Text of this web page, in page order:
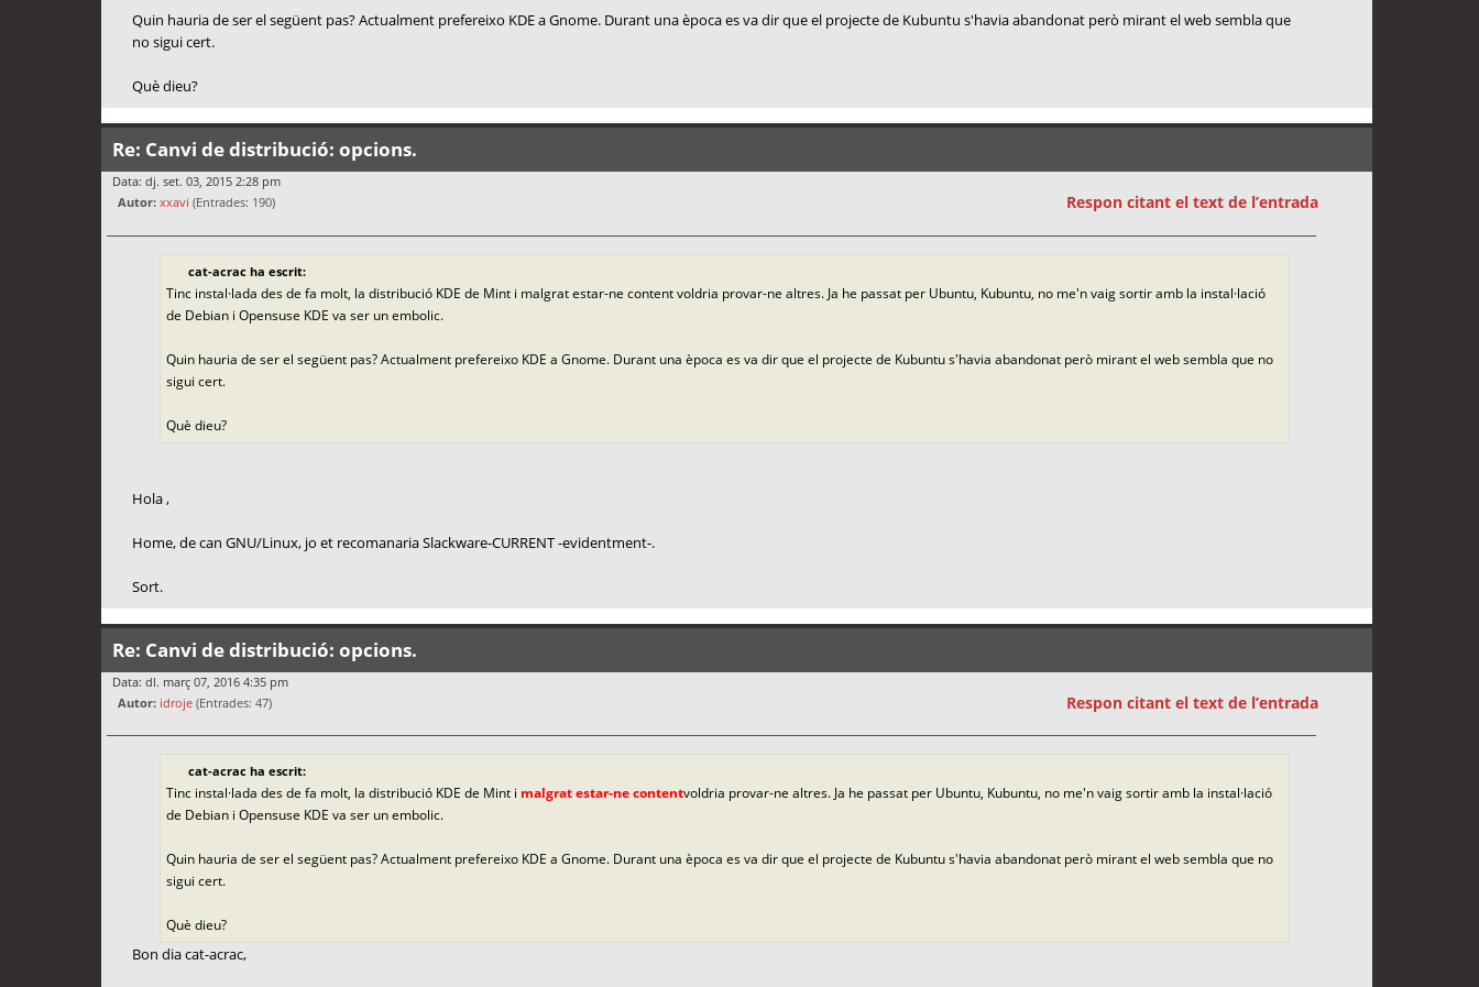
Quin hauria de ser el següent pas? Actualment prefereixo KDE a Gnome. Durant una època es va dir que el projecte de Kubuntu s'havia abandonat però mirant el web sembla que
no sigui cert.
Què dieu?
Re: Canvi de distribució: opcions.
Data: dj. set. 03, 2015 2:28 pm
Autor: xxavi (Entrades: 190) Respon citant el text de l’entrada
cat-acrac ha escrit:
Tinc instal·lada des de fa molt, la distribució KDE de Mint i malgrat estar-ne content voldria provar-ne altres. Ja he passat per Ubuntu, Kubuntu, no me'n vaig sortir amb la instal·lació
de Debian i Opensuse KDE va ser un embolic.
Quin hauria de ser el següent pas? Actualment prefereixo KDE a Gnome. Durant una època es va dir que el projecte de Kubuntu s'havia abandonat però mirant el web sembla que no
sigui cert.
Què dieu?
Hola ,
Home, de can GNU/Linux, jo et recomanaria Slackware-CURRENT -evidentment-.
Sort.
Re: Canvi de distribució: opcions.
Data: dl. març 07, 2016 4:35 pm
Autor: idroje (Entrades: 47) Respon citant el text de l’entrada
cat-acrac ha escrit:
Tinc instal·lada des de fa molt, la distribució KDE de Mint i malgrat estar-ne contentvoldria provar-ne altres. Ja he passat per Ubuntu, Kubuntu, no me'n vaig sortir amb la instal·lació
de Debian i Opensuse KDE va ser un embolic.
Quin hauria de ser el següent pas? Actualment prefereixo KDE a Gnome. Durant una època es va dir que el projecte de Kubuntu s'havia abandonat però mirant el web sembla que no
sigui cert.
Què dieu?
Bon dia cat-acrac,